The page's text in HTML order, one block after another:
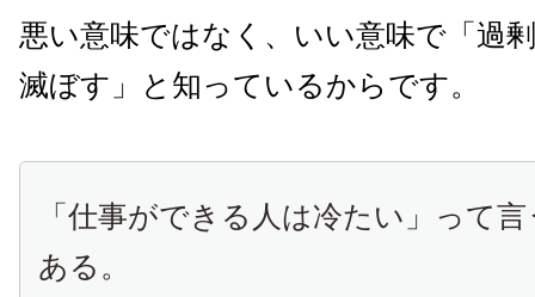
悪い意味ではなく、いい意味で「過
滅ぼす」と知っているからです。
「仕事ができる人は冷たい」って
ある。